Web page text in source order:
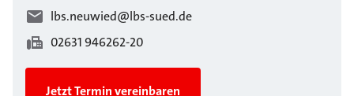
lbs.neuwied@lbs-sued.de
02631 946262-20
Jetzt Termin vereinbaren